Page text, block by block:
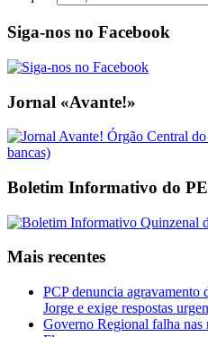
Siga-nos no Facebook
Jornal «Avante!»
Boletim Informativo do
Mais recentes
PCP denuncia agravamento
Jorge e exige respostas
Governo Regional falha nas